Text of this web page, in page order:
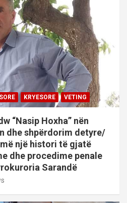
KRYESORE VETING
“Nasip Hoxha” nën
dhe shpërdorim detyre/
një histori të gjatë
dhe procedime penale
Sarandë